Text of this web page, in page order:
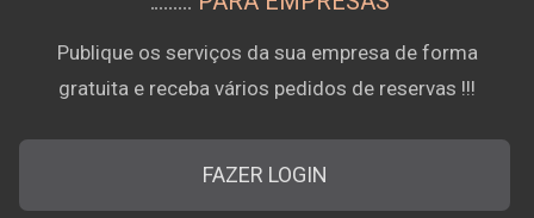
Publique os serviços da sua empresa de forma
gratuita e receba vários pedidos de reservas !!!
FAZER LOGIN